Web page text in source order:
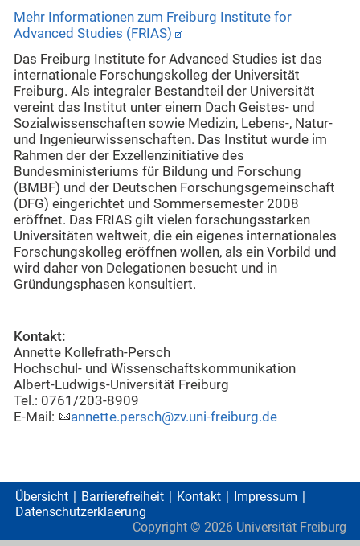
Mehr Informationen zum Freiburg Institute for
Advanced Studies (FRIAS)
Das Freiburg Institute for Advanced Studies ist das
internationale Forschungskolleg der Universität
Freiburg. Als integraler Bestandteil der Universität
vereint das Institut unter einem Dach Geistes- und
Sozialwissenschaften sowie Medizin, Lebens-, Natur-
und Ingenieurwissenschaften. Das Institut wurde im
Rahmen der der Exzellenzinitiative des
Bundesministeriums für Bildung und Forschung
(BMBF) und der Deutschen Forschungsgemeinschaft
(DFG) eingerichtet und Sommersemester 2008
eröffnet. Das FRIAS gilt vielen forschungsstarken
Universitäten weltweit, die ein eigenes internationales
Forschungskolleg eröffnen wollen, als ein Vorbild und
wird daher von Delegationen besucht und in
Gründungsphasen konsultiert.
Kontakt:
Annette Kollefrath-Persch
Hochschul- und Wissenschaftskommunikation
Albert-Ludwigs-Universität Freiburg
Tel.: 0761/203-8909
E-Mail:
annette.persch@zv.uni-freiburg.de
Übersicht Barrierefreiheit Kontakt
Impressum
Datenschutzerklaerung
Copyright © 2026 Universität Freiburg